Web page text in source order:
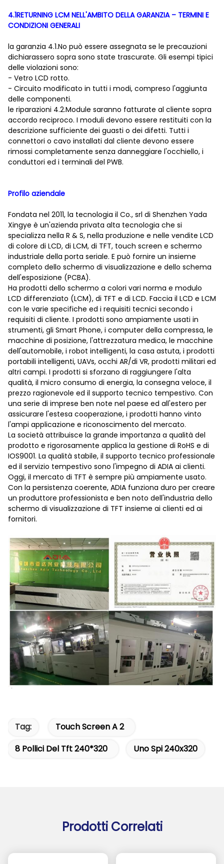
4.1RETURNING LCM NELL'AMBITO DELLA GARANZIA – TERMINI E
CONDIZIONI GENERALI
la garanzia 4.1.No può essere assegnata se le precauzioni
dichiarassero sopra sono state trascurate. Gli esempi tipici
delle violazioni sono:
- Vetro LCD rotto.
- Circuito modificato in tutti i modi, compreso l'aggiunta
delle componenti.
le riparazioni 4.2.Module saranno fatturate al cliente sopra
accordo reciproco. I moduli devono essere restituiti con la
descrizione sufficiente dei guasti o dei difetti. Tutti i
connettori o cavo installati dal cliente devono essere
rimossi completamente senza danneggiare l'occhiello, i
conduttori ed i terminali del PWB.
Profilo aziendale
Fondata nel 2011, la tecnologia il Co., srl di Shenzhen Yada
Xingye è un'azienda privata alta tecnologia che si
specializza nella R & S, nella produzione e nelle vendite LCD
di colore di LCD, di LCM, di TFT, touch screen e schermo
industriale della porta seriale. E può fornire un insieme
completo dello schermo di visualizzazione e dello schema
dell'esposizione (PCBA).
Ha prodotti dello schermo a colori vari norma e modulo
LCD differenziato (LCM), di TFT e di LCD. Faccia il LCD e LCM
con le varie specifiche ed i requisiti tecnici secondo i
requisiti di cliente. I prodotti sono ampiamente usati in
strumenti, gli Smart Phone, i computer della compressa, le
macchine di posizione, l'attrezzatura medica, le macchine
dell'automobile, i robot intelligenti, la casa astuta, i prodotti
portabili intelligenti, UAVs, occhi AR/di VR, prodotti militari ed
altri campi. I prodotti si sforzano di raggiungere l'alta
qualità, il micro consumo di energia, la consegna veloce, il
prezzo ragionevole ed il supporto tecnico tempestivo. Con
una serie di imprese ben note nel paese ed all'estero per
assicurare l'estesa cooperazione, i prodotti hanno vinto
l'ampi applicazione e riconoscimento del mercato.
La società attribuisce la grande importanza a qualità del
prodotto e rigorosamente applica la gestione di RoHS e di
IOS9001. La qualità stabile, il supporto tecnico professionale
ed il servizio tempestivo sono l'impegno di ADIA ai clienti.
Oggi, il mercato di TFT è sempre più ampiamente usato.
Con la persistenza coerente, ADIA funziona duro per creare
un produttore professionista e ben noto dell'industria dello
schermo di visualizzazione di TFT insieme ai clienti ed ai
fornitori.
Tag:
Touch Screen A 2
8 Pollici Del Tft 240*320
Uno Spi 240x320
Prodotti Correlati